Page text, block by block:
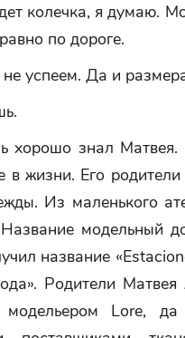
колечка, я думаю.
по дороге.
успеем. Да и
хорошо знал
в жизни. Его
Из маленького
модельный
название
Родители
модельером Lore,